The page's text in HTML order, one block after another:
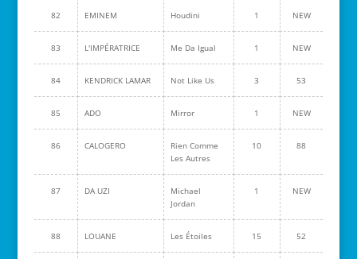
82 EMINEM Houdini 1 NEW
83 L'IMPÉRATRICE Me Da Igual 1 NEW
84 KENDRICK LAMAR Not Like Us 3 53
85 ADO Mirror 1 NEW
86 CALOGERO
Rien Comme
Les Autres
10 88
87 DA UZI
Michael
Jordan
1 NEW
88 LOUANE Les Étoiles 15 52